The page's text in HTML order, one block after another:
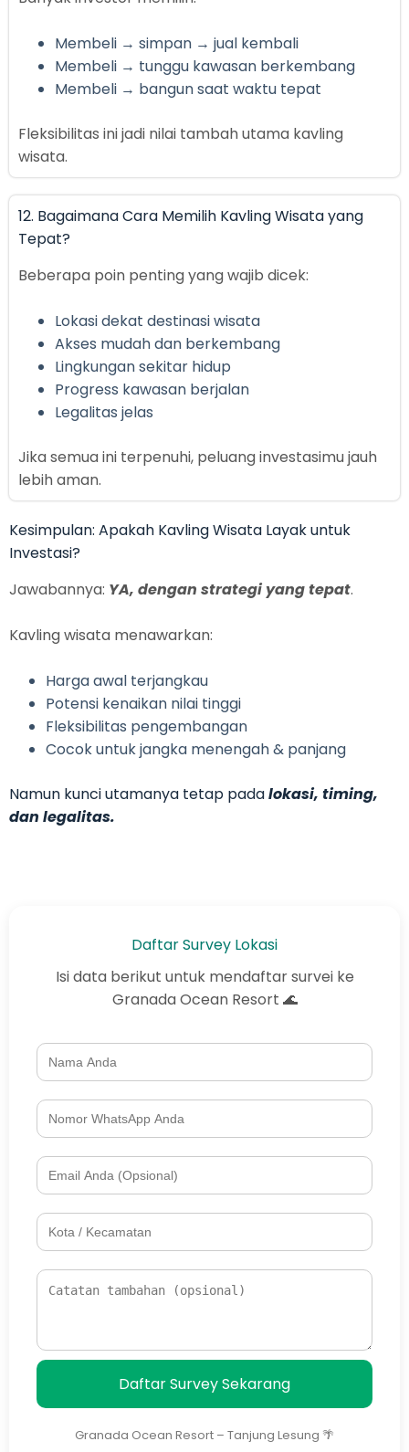
Membeli → simpan → jual kembali
Membeli → tunggu kawasan berkembang
Membeli → bangun saat waktu tepat
Fleksibilitas ini jadi nilai tambah utama kavling
wisata.
12. Bagaimana Cara Memilih Kavling Wisata yang
Tepat?
Beberapa poin penting yang wajib dicek:
Lokasi dekat destinasi wisata
Akses mudah dan berkembang
Lingkungan sekitar hidup
Progress kawasan berjalan
Legalitas jelas
Jika semua ini terpenuhi, peluang investasimu jauh
lebih aman.
Kesimpulan: Apakah Kavling Wisata Layak untuk
Investasi?
Jawabannya: YA, dengan strategi yang tepat.
Kavling wisata menawarkan:
Harga awal terjangkau
Potensi kenaikan nilai tinggi
Fleksibilitas pengembangan
Cocok untuk jangka menengah & panjang
Namun kunci utamanya tetap padalokasi, timing,
dan legalitas.
Daftar Survey Lokasi
Isi data berikut untuk mendaftar survei ke
Granada Ocean Resort 🌊
Daftar Survey Sekarang
Granada Ocean Resort – Tanjung Lesung 🌴